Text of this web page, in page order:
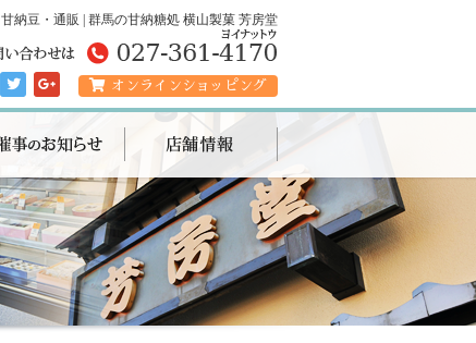
甘納豆・通販 | 群馬の甘納糖処 横山製菓 芳房堂
オンラインショッピング